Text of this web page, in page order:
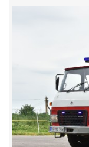
© 2026